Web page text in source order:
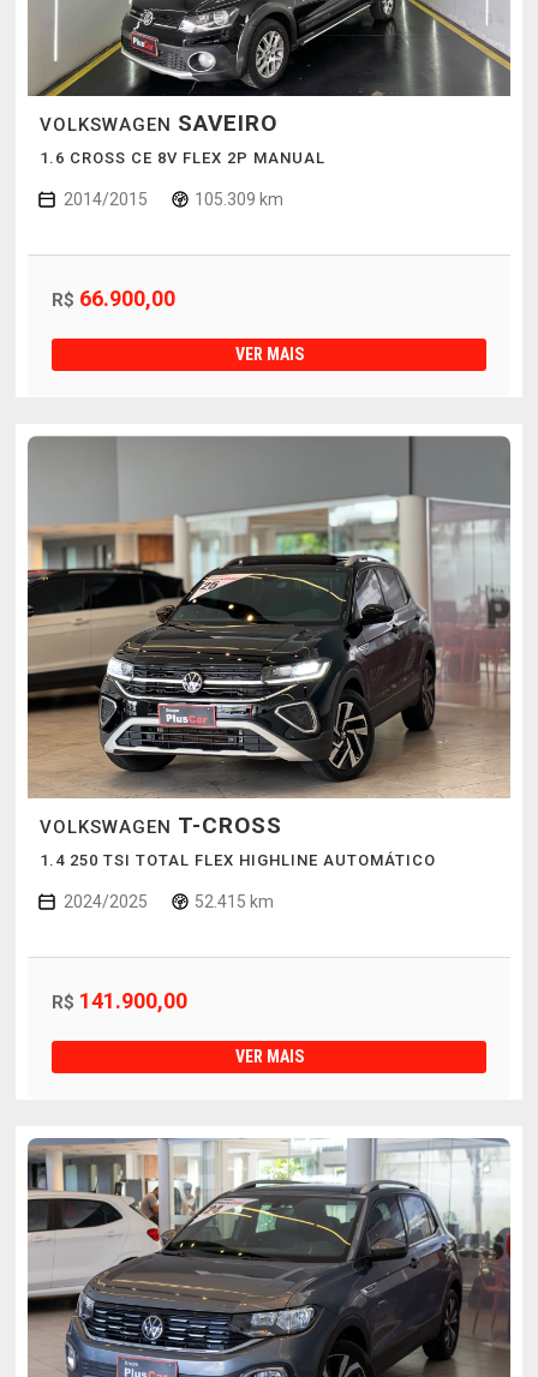
VOLKSWAGEN SAVEIRO
1.6 CROSS CE 8V FLEX 2P MANUAL
2014/2015 105.309 km
R$ 66.900,00
VER MAIS
VOLKSWAGEN T-CROSS
1.4 250 TSI TOTAL FLEX HIGHLINE AUTOMÁTICO
2024/2025 52.415 km
R$ 141.900,00
VER MAIS